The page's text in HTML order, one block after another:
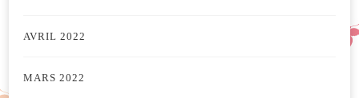
AVRIL 2022
MARS 2022